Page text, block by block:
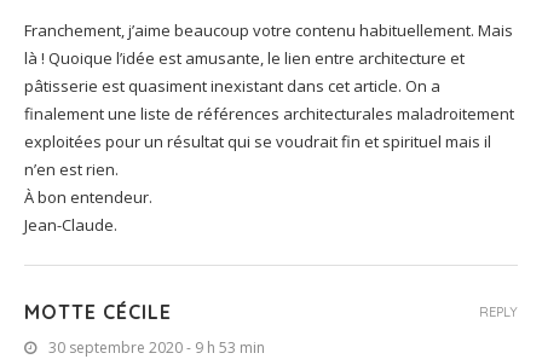
Franchement, j’aime beaucoup votre contenu habituellement. Mais
là ! Quoique l’idée est amusante, le lien entre architecture et
pâtisserie est quasiment inexistant dans cet article. On a
finalement une liste de références architecturales maladroitement
exploitées pour un résultat qui se voudrait fin et spirituel mais il
n’en est rien.
À bon entendeur.
Jean-Claude.
MOTTE CÉCILE
30 septembre 2020 - 9 h 53 min
REPLY